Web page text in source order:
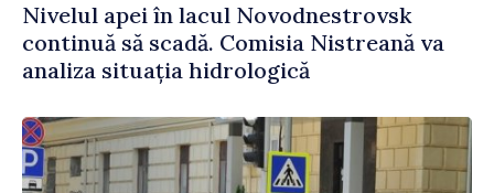
Nivelul apei în lacul Novodnestrovsk
continuă să scadă. Comisia Nistreană va
analiza situația hidrologică